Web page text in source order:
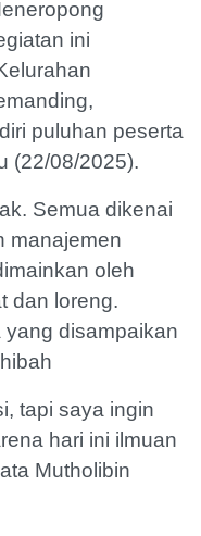
ini
puluhan peserta
(22/08/2025).
Semua dikenai
manajemen
oleh
dan loreng.
yang disampaikan
tapi saya ingin
hari ini ilmuan
Mutholibin